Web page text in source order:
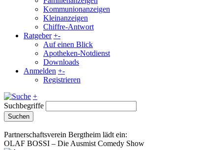
Kommunionanzeigen
Kleinanzeigen
Chiffre-Antwort
Ratgeber +-
Auf einen Blick
Apotheken-Notdienst
Downloads
Anmelden +-
Registrieren
+
Suchbegriffe
Suchen
Partnerschaftsverein Bergtheim lädt ein:
OLAF BOSSI – Die Ausmist Comedy Show